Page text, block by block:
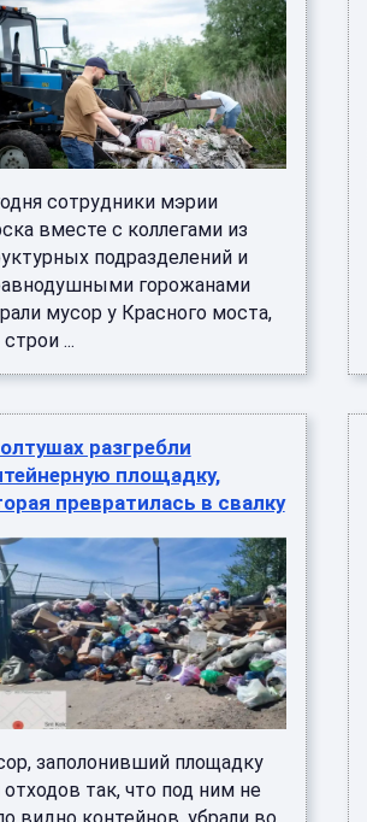
сотрудники мэрии
вместе с коллегами из
подразделений и
горожанами
мусор у Красного моста,
строи ...
разгребли
площадку,
превратилась в свалку
заполонивший площадку
отходов так, что под ним не